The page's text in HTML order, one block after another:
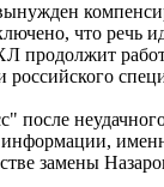
что речь
продолжит
замены